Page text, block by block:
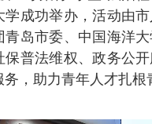
学成功举办，活动由
青岛市委、中国海洋
保普法维权、政务公
，助力青年人才扎根